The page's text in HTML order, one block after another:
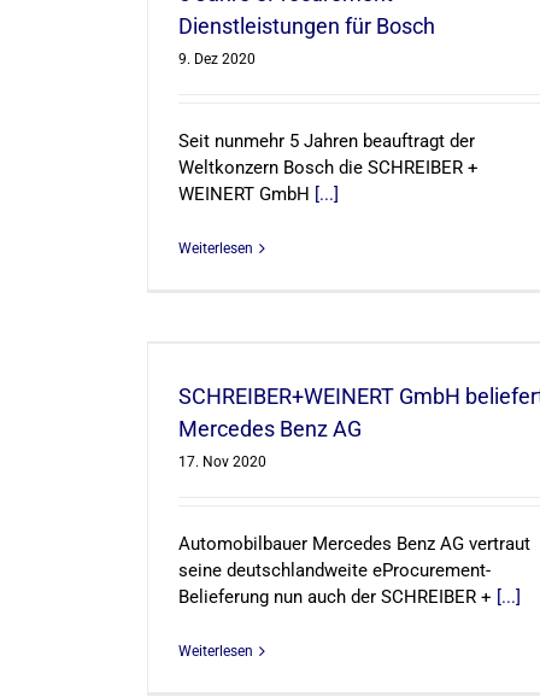
Dienstleistungen für Bosch
9. Dez 2020
Seit nunmehr 5 Jahren beauftragt der
Weltkonzern Bosch die SCHREIBER +
WEINERT GmbH [...]
Weiterlesen
SCHREIBER+WEINERT GmbH
Mercedes Benz AG
17. Nov 2020
Automobilbauer Mercedes Benz AG vertraut
seine deutschlandweite eProcurement-
Belieferung nun auch der SCHREIBER + [...]
Weiterlesen